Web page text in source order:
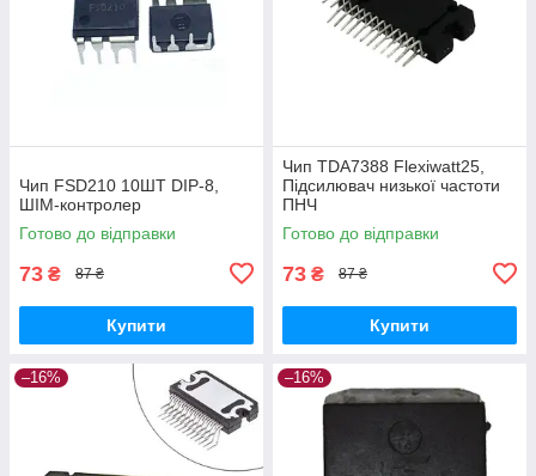
Чип FSD210 10ШТ DIP-8,
ШІМ-контролер
Готово до відправки
73 ₴ 87 ₴
Купити
Чип TDA7388 Flexiwatt25,
Підсилювач низької частоти
ПНЧ
Готово до відправки
73 ₴ 87 ₴
Купити
–16% –16%